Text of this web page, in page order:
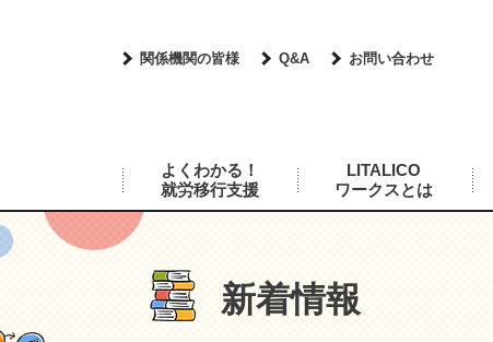
関係機関の皆様 Q&A お問い合わせ
よくわかる！
就労移行支援
LITALICO
ワークスとは
新着情報